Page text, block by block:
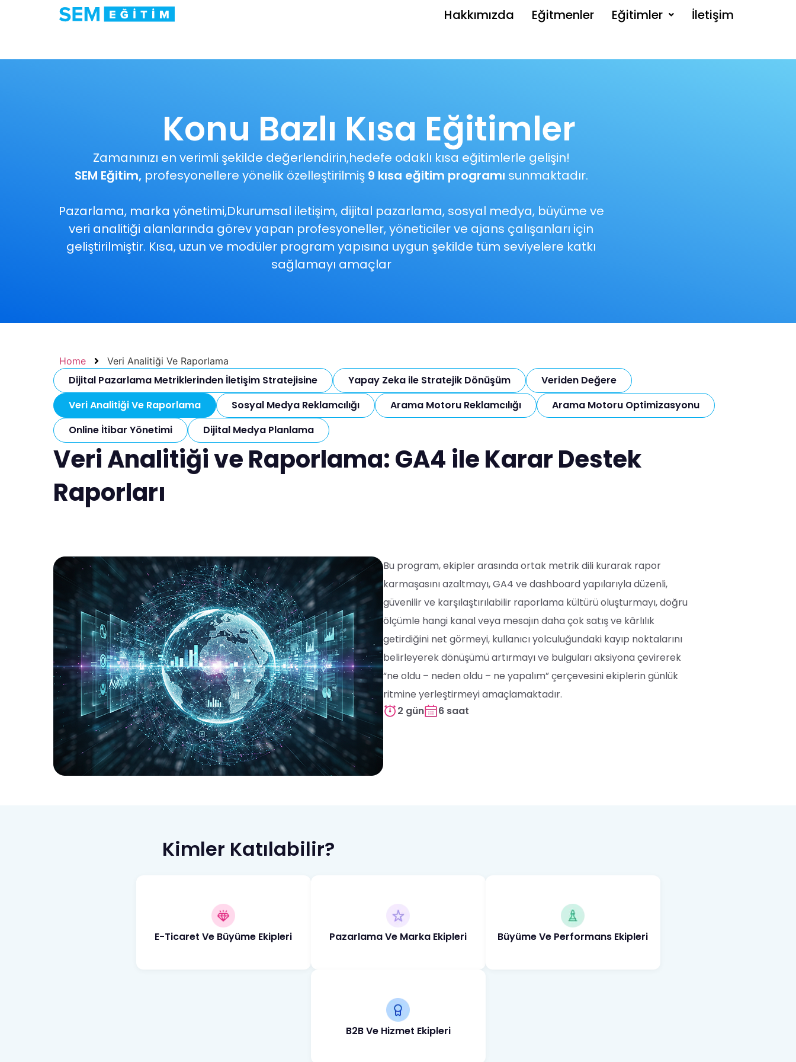
Hakkımızda Eğitmenler Eğitimler İletişim
Konu Bazlı Kısa Eğitimler
Zamanınızı en verimli şekilde değerlendirin,hedefe odaklı kısa eğitimlerle gelişin!
SEM Eğitim,profesyonellere yönelik özelleştirilmiş 9 kısa eğitim programı sunmaktadır.
Pazarlama, marka yönetimi,Dkurumsal iletişim, dijital pazarlama, sosyal medya, büyüme ve
veri analitiği alanlarında görev yapan profesyoneller, yöneticiler ve ajans çalışanları için
geliştirilmiştir. Kısa, uzun ve modüler program yapısına uygun şekilde tüm seviyelere katkı
sağlamayı amaçlar
Home Veri Analitiği Ve Raporlama
Dijital Pazarlama Metriklerinden İletişim Stratejisine​ Yapay Zeka ile Stratejik Dönüşüm
Veriden Değere
Veri Analitiği Ve Raporlama
Sosyal Medya Reklamcılığı Arama Motoru Reklamcılığı
Arama Motoru Optimizasyonu
Online İtibar Yönetimi
Dijital Medya Planlama
Veri Analitiği ve Raporlama: GA4 ile Karar Destek
Raporları
Bu program, ekipler arasında ortak metrik dili kurarak rapor
karmaşasını azaltmayı, GA4 ve dashboard yapılarıyla düzenli,
güvenilir ve karşılaştırılabilir raporlama kültürü oluşturmayı, doğru
ölçümle hangi kanal veya mesajın daha çok satış ve kârlılık
getirdiğini net görmeyi, kullanıcı yolculuğundaki kayıp noktalarını
belirleyerek dönüşümü artırmayı ve bulguları aksiyona çevirerek
“ne oldu – neden oldu – ne yapalım” çerçevesini ekiplerin günlük
ritmine yerleştirmeyi amaçlamaktadır.
2 gün
6 saat
Kimler Katılabilir?
E-Ticaret Ve Büyüme Ekipleri Pazarlama Ve Marka Ekipleri Büyüme Ve Performans Ekipleri
B2B Ve Hizmet Ekipleri